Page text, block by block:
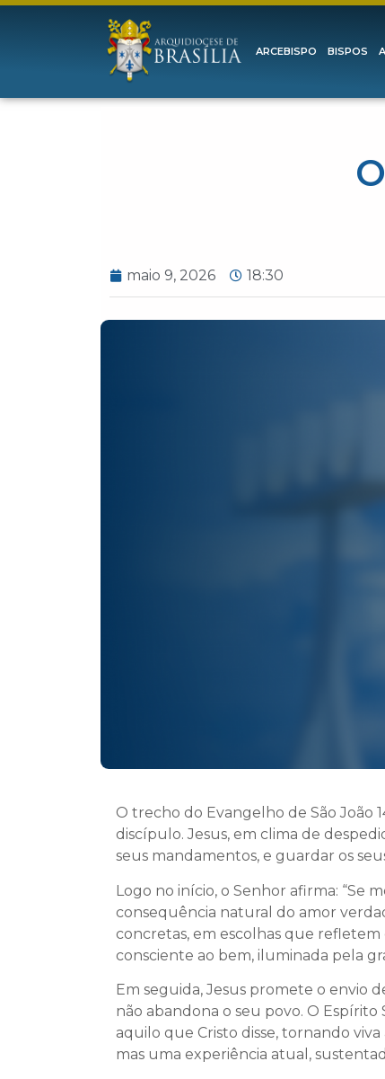
ARCEBISPO BISPOS
maio 9, 2026 18:30
O trecho do Evangelho de São João
discípulo. Jesus, em clima de
seus mandamentos, e guardar os
Logo no início, o Senhor afirma: “Se
consequência natural do amor
concretas, em escolhas que refletem
consciente ao bem, iluminada pela
Em seguida, Jesus promete o envio
não abandona o seu povo. O
aquilo que Cristo disse, tornando
mas uma experiência atual,